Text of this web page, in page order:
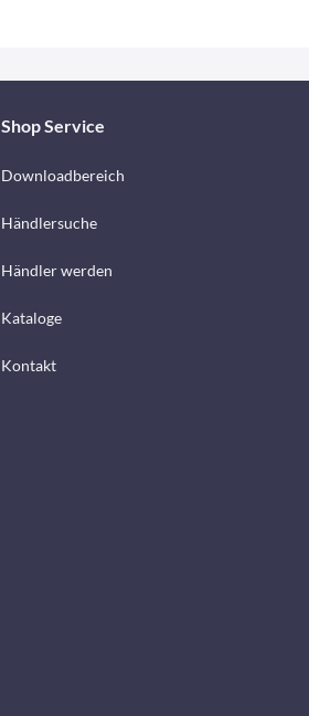
Shop Service
Downloadbereich
Händlersuche
Händler werden
Kataloge
Kontakt